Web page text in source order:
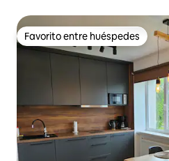
Favorito entre huéspedes
Favorito entre huéspedes